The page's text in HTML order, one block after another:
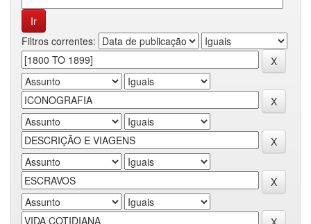
Filtros correntes: